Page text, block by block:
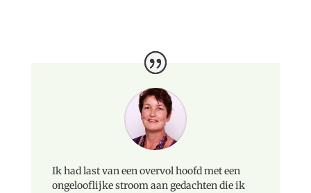
Ik had last van een overvol hoofd met een
ongelooflijke stroom aan gedachten die ik